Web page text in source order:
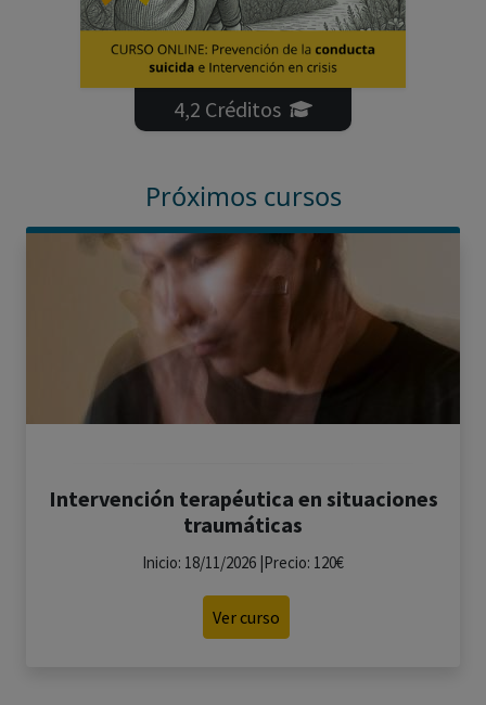
4,2 Créditos
Próximos cursos
Intervención terapéutica en situaciones
traumáticas
Inicio: 18/11/2026 |Precio: 120€
Ver curso